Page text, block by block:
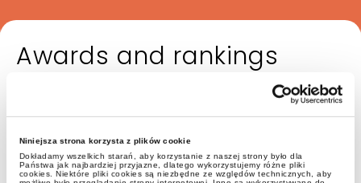
Niniejsza strona korzysta z plików cookie
Dokładamy wszelkich starań, aby korzystanie z naszej strony było dla
Państwa jak najbardziej przyjazne, dlatego wykorzystujemy różne pliki
cookies. Niektóre pliki cookies są niezbędne ze względów technicznych, aby
Awards and rankings